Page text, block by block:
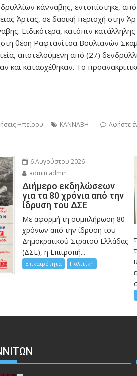
κάνναβης, εντοπίστηκε,
Άρτας, σε δασική περιοχή στην
Ειδικότερα, κατόπιν
θέση Ραφτανίτσα Βουλιανών
αποτελούμενη από (27)
και κατασχέθηκαν. Το
Ηπείρου ΚΑΝΝΑΒΗ Αφήστε
6 Αυγούστου 2026
admin admin
Διήμερο εκδηλώσεων
για τα 80 χρόνια από την
ίδρυση του ΔΣΕ
Με αφορμή τη συμπλήρωση 80
χρόνων από την ίδρυση του
Δημοκρατικού Στρατού Ελλάδας
(ΔΣΕ), η Επιτροπή...
Επικαιρότητα Πολιτική